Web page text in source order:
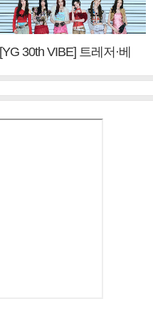
[YG 30th VIBE] 트레저·베